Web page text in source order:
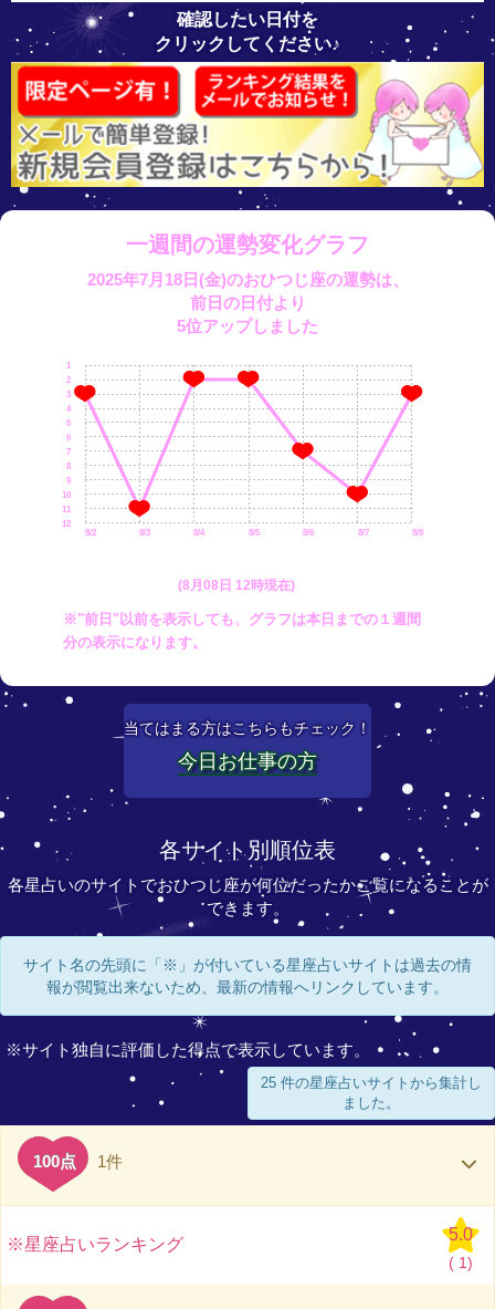
確認したい日付を
クリックしてください♪
一週間の運勢変化グラフ
2025年7月18日(金)のおひつじ座の運勢は、
前日の日付より
5位アップしました
8/2 8/3 8/4 8/5 8/6 8/7 8/8
12
11
10
9
8
7
6
5
4
3
2
1
(8月08日 12時現在)
※"前日"以前を表示しても、グラフは本日までの１週間
分の表示になります。
当てはまる方はこちらもチェック！
今日お仕事の方
各サイト別順位表
各星占いのサイトでおひつじ座が何位だったかご覧になることが
できます。
サイト名の先頭に「※」が付いている星座占いサイトは過去の情
報が閲覧出来ないため、最新の情報へリンクしています。
※サイト独自に評価した得点で表示しています。
25 件の星座占いサイトから集計し
ました。
100点 1件
※星座占いランキング
5.0
( 1)